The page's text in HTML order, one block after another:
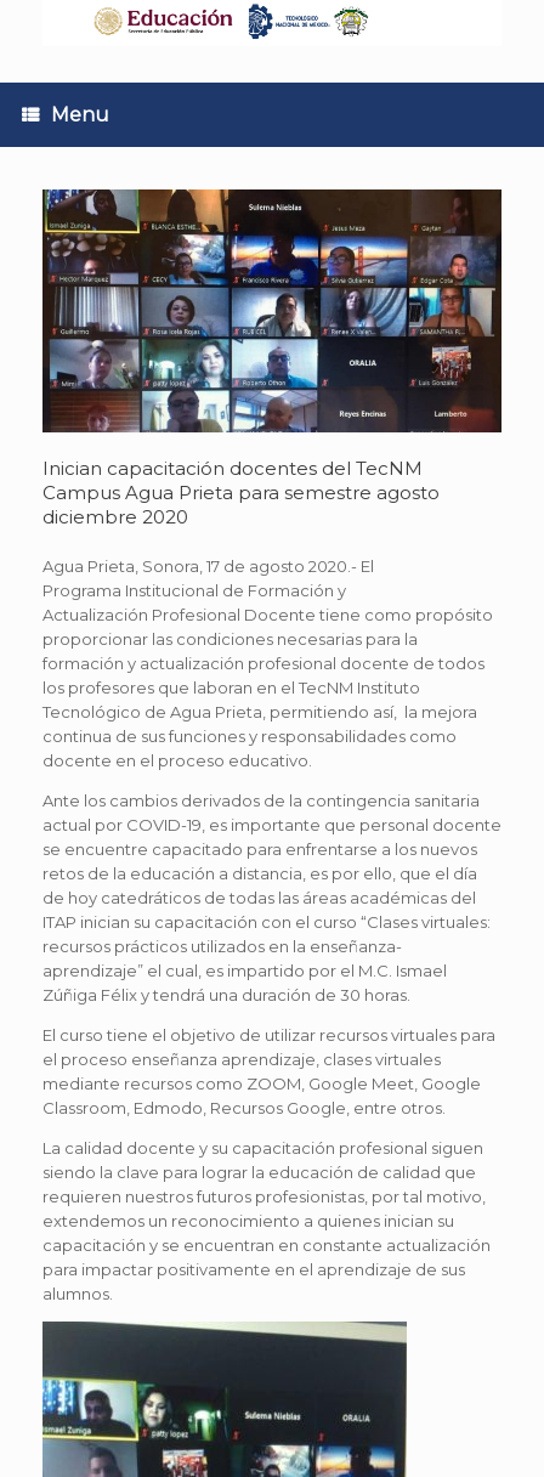
Menu
Inician capacitación docentes del TecNM
Campus Agua Prieta para semestre agosto
diciembre 2020
Agua Prieta, Sonora, 17 de agosto 2020.- El
Programa Institucional de Formación y
Actualización Profesional Docente tiene como propósito
proporcionar las condiciones necesarias para la
formación y actualización profesional docente de todos
los profesores que laboran en el TecNM Instituto
Tecnológico de Agua Prieta, permitiendo así, la mejora
continua de sus funciones y responsabilidades como
docente en el proceso educativo.
Ante los cambios derivados de la contingencia sanitaria
actual por COVID-19, es importante que personal docente
se encuentre capacitado para enfrentarse a los nuevos
retos de la educación a distancia, es por ello, que el día
de hoy catedráticos de todas las áreas académicas del
ITAP inician su capacitación con el curso “Clases virtuales:
recursos prácticos utilizados en la enseñanza-
aprendizaje” el cual, es impartido por el M.C. Ismael
Zúñiga Félix y tendrá una duración de 30 horas.
El curso tiene el objetivo de utilizar recursos virtuales para
el proceso enseñanza aprendizaje, clases virtuales
mediante recursos como ZOOM, Google Meet, Google
Classroom, Edmodo, Recursos Google, entre otros.
La calidad docente y su capacitación profesional siguen
siendo la clave para lograr la educación de calidad que
requieren nuestros futuros profesionistas, por tal motivo,
extendemos un reconocimiento a quienes inician su
capacitación y se encuentran en constante actualización
para impactar positivamente en el aprendizaje de sus
alumnos.